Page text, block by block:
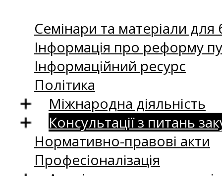
Семінари та матеріали для
Інформація про реформу
Інформаційний ресурс
Політика
Міжнародна діяльність
Консультації з питань
Нормативно-правові акти
Професіоналізація